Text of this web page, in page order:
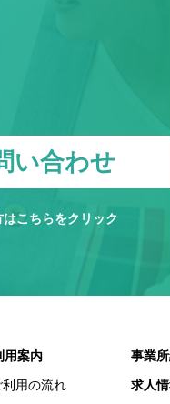
い合わせ
はこちらをクリック
用案内
利用の流れ
事業
求人